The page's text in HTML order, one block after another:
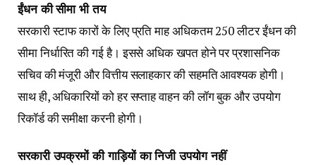
ईंधन की सीमा भी तय
सरकारी स्टाफ कारों के लिए प्रति माह अधिकतम 250 लीटर ईंधन की
सीमा निर्धारित की गई है। इससे अधिक खपत होने पर प्रशासनिक
सचिव की मंजूरी और वित्तीय सलाहकार की सहमति आवश्यक होगी।
साथ ही, अधिकारियों को हर सप्ताह वाहन की लॉग बुक और उपयोग
रिकॉर्ड की समीक्षा करनी होगी।
सरकारी उपक्रमों की गाड़ियों का निजी उपयोग नहीं